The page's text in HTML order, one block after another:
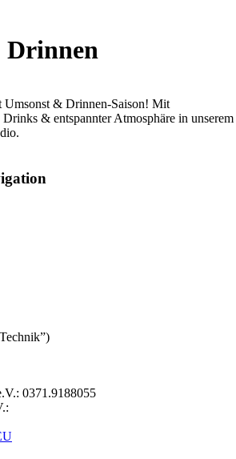
Drinnen
Umsonst & Drinnen-Saison! Mit
& entspannter Atmosphäre in unserem
0371.9188055